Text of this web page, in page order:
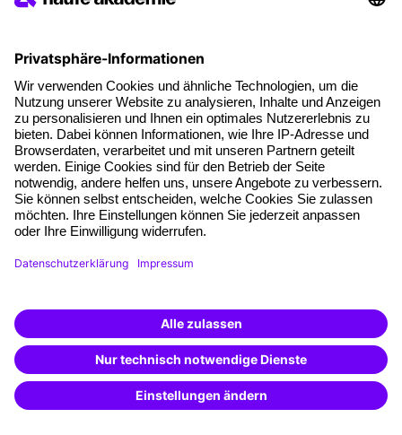
Fokus Personalentwicklung
Öffentliche Fördermittel
Transfersicherung
Die letzten Artikel
KI Texte menschlicher machen und unverwechselbar
bleiben
KI-Projekte zum Erfolg bringen